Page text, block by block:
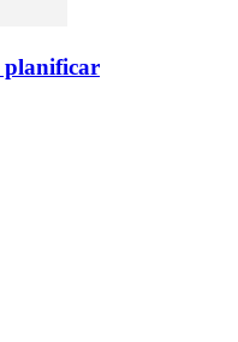
planificar